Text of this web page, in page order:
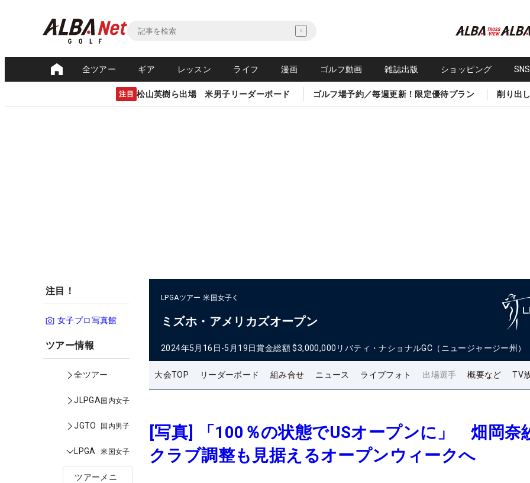
全ツアー ギア レッスン ライフ 漫画 ゴルフ動画 雑誌出版 ショッピング
注目 松山英樹ら出場 米男子リーダーボード ゴルフ場予約／毎週更新！限定優待プラン 削り出
注目！
女子プロ写真館
ツアー情報
全ツアー
JLPGA国内女子
JGTO 国内男子
LPGA 米国女子
ツアーメニ
LPGAツアー 米国女子
ミズホ・アメリカズオープン
2024年5月16日-5月19日賞金総額 $3,000,000 リバティ・ナショナルGC（ニュージャージー州）
大会TOP リーダーボード 組み合せ ニュース ライブフォト 出場選手 概要など TV
[写真] 「100％の状態でUSオープンに」 畑岡奈
クラブ調整も見据えるオープンウィークへ